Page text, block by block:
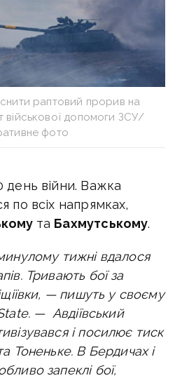
раптовий прорив на
військової допомоги ЗСУ/
фото
день війни. Важка
по всіх напрямках,
та Бахмутському.
тижні вдалося
Тривають бої за
— пишуть у своєму
— Авдіївський
і посилює тиск
Тоненьке. В Бердичах і
запеклі бої,